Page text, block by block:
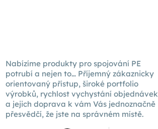
Nabízíme produkty pro spojování PE
potrubí a nejen to… Příjemný zákaznicky
orientovaný přístup, široké portfolio
výrobků, rychlost vychystání objednávek
a jejich doprava kvám Vás jednoznačně
přesvědčí, že jste na správném místě.